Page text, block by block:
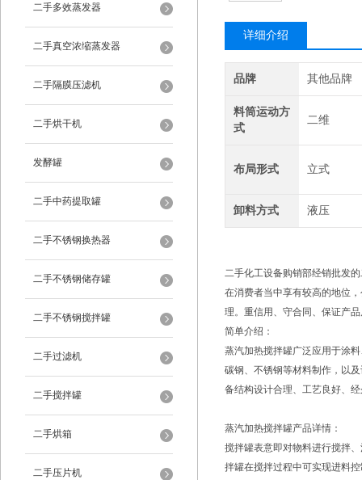
二手多效蒸发器
二手真空浓缩蒸发器
二手隔膜压滤机
二手烘干机
发酵罐
二手中药提取罐
二手不锈钢换热器
二手不锈钢储存罐
二手不锈钢搅拌罐
二手过滤机
二手搅拌罐
二手烘箱
二手压片机
详细介绍
品牌 其他品牌
料筒运动方
式
二维
布局形式 立式
卸料方式 液压
二手化工设备购销部经销批发
在消费者当中享有较高的地位
理。重信用、守合同、保证产
简单介绍：
蒸汽加热搅拌罐广泛应用于涂
碳钢、不锈钢等材料制作，以
备结构设计合理、工艺良好、
蒸汽加热搅拌罐产品详情：
搅拌罐表意即对物料进行搅拌
拌罐在搅拌过程中可实现进料